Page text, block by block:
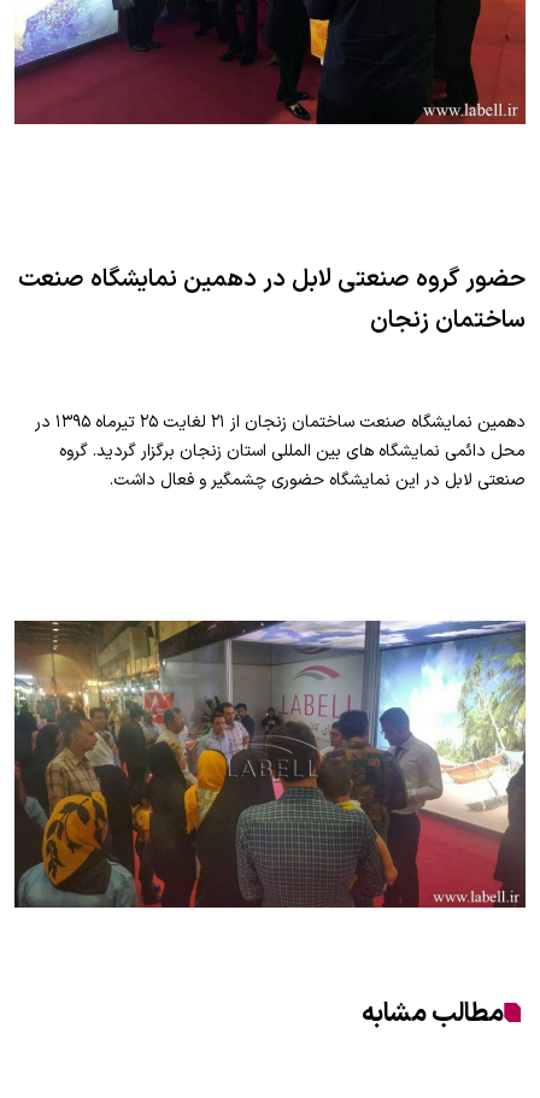
حضور گروه صنعتی لابل در دهمین نمایشگاه صنعت
ساختمان زنجان
دهمین نمایشگاه صنعت ساختمان زنجان از ۲۱ لغایت ۲۵ تیرماه ۱۳۹۵ در
محل دائمی نمایشگاه های بین المللی استان زنجان برگزار گردید. گروه
صنعتی لابل در این نمایشگاه حضوری چشمگیر و فعال داشت.
مطالب مشابه